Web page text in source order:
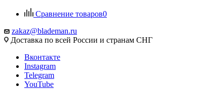
Сравнение товаров0
zakaz@blademan.ru
Доставка по всей России и странам СНГ
Вконтакте
Instagram
Telegram
YouTube